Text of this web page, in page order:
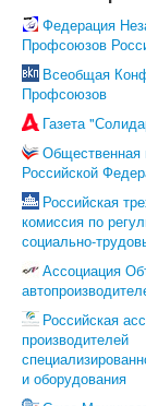
Охрана
Обзор
Правовая
Органы
Съезд
Федерация
Профсоюзов
Всеобщая
Профсоюзов
Газета
Общественная
Российской
Российская
комиссия по
социально-
Ассоциация
Российская
производителей
и оборудования